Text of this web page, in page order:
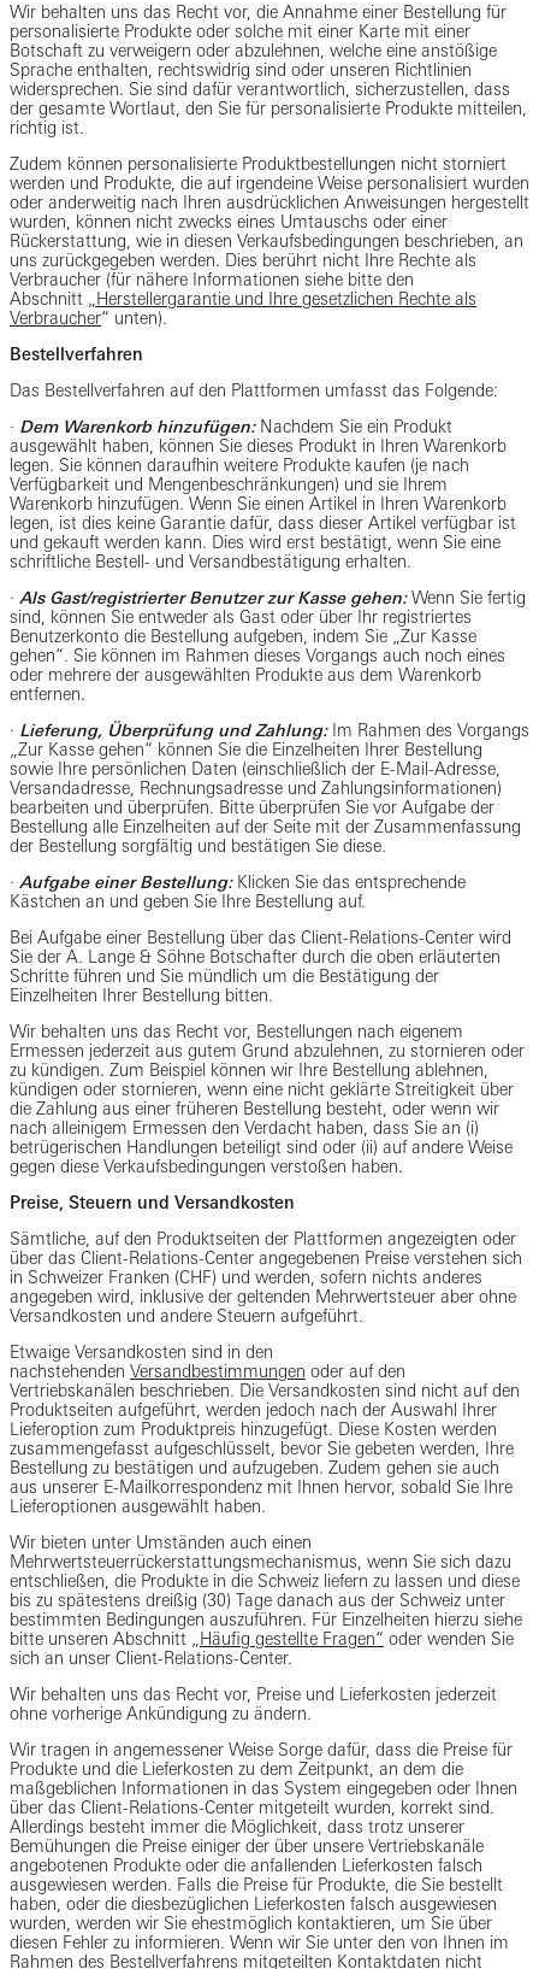
Wir behalten uns das Recht vor, die Annahme einer Bestellung für
personalisierte Produkte oder solche mit einer Karte mit einer
Botschaft zu verweigern oder abzulehnen, welche eine anstößige
Sprache enthalten, rechtswidrig sind oder unseren Richtlinien
widersprechen. Sie sind dafür verantwortlich, sicherzustellen, dass
der gesamte Wortlaut, den Sie für personalisierte Produkte mitteilen,
richtig ist.
Zudem können personalisierte Produktbestellungen nicht storniert
werden und Produkte, die auf irgendeine Weise personalisiert wurden
oder anderweitig nach Ihren ausdrücklichen Anweisungen hergestellt
wurden, können nicht zwecks eines Umtauschs oder einer
Rückerstattung, wie in diesen Verkaufsbedingungen beschrieben, an
uns zurückgegeben werden. Dies berührt nicht Ihre Rechte als
Verbraucher (für nähere Informationen siehe bitte den
Abschnitt
„Herstellergarantie und Ihre gesetzlichen Rechte als
Verbraucher“ unten).
Bestellverfahren
Das Bestellverfahren auf den Plattformen umfasst das Folgende:
· Dem Warenkorb hinzufügen:Nachdem Sie ein Produkt
ausgewählt haben, können Sie dieses Produkt in Ihren Warenkorb
legen. Sie können daraufhin weitere Produkte kaufen (je nach
Verfügbarkeit und Mengenbeschränkungen) und sie Ihrem
Warenkorb hinzufügen. Wenn Sie einen Artikel in Ihren Warenkorb
legen, ist dies keine Garantie dafür, dass dieser Artikel verfügbar ist
und gekauft werden kann. Dies wird erst bestätigt, wenn Sie eine
schriftliche Bestell- und Versandbestätigung erhalten.
· Als Gast/registrierter Benutzer zur Kasse gehen:Wenn Sie fertig
sind, können Sie entweder als Gast oder über Ihr registriertes
Benutzerkonto die Bestellung aufgeben, indem Sie „Zur Kasse
gehen“. Sie können im Rahmen dieses Vorgangs auch noch eines
oder mehrere der ausgewählten Produkte aus dem Warenkorb
entfernen.
· Lieferung, Überprüfung und Zahlung:Im Rahmen des Vorgangs
„Zur Kasse gehen“ können Sie die Einzelheiten Ihrer Bestellung
sowie Ihre persönlichen Daten (einschließlich der E-Mail-Adresse,
Versandadresse, Rechnungsadresse und Zahlungsinformationen)
bearbeiten und überprüfen. Bitte überprüfen Sie vor Aufgabe der
Bestellung alle Einzelheiten auf der Seite mit der Zusammenfassung
der Bestellung sorgfältig und bestätigen Sie diese.
· Aufgabe einer Bestellung:Klicken Sie das entsprechende
Kästchen an und geben Sie Ihre Bestellung auf.
Bei Aufgabe einer Bestellung über das Client-Relations-Center wird
Sie der A. Lange & Söhne Botschafter durch die oben erläuterten
Schritte führen und Sie mündlich um die Bestätigung der
Einzelheiten Ihrer Bestellung bitten.
Wir behalten uns das Recht vor, Bestellungen nach eigenem
Ermessen jederzeit aus gutem Grund abzulehnen, zu stornieren oder
zu kündigen. Zum Beispiel können wir Ihre Bestellung ablehnen,
kündigen oder stornieren, wenn eine nicht geklärte Streitigkeit über
die Zahlung aus einer früheren Bestellung besteht, oder wenn wir
nach alleinigem Ermessen den Verdacht haben, dass Sie an (i)
betrügerischen Handlungen beteiligt sind oder (ii) auf andere Weise
gegen diese Verkaufsbedingungen verstoßen haben.
Preise, Steuern und Versandkosten
Sämtliche, auf den Produktseiten der Plattformen angezeigten oder
über das Client-Relations-Center angegebenen Preise verstehen sich
in Schweizer Franken (CHF) und werden, sofern nichts anderes
angegeben wird, inklusive der geltenden Mehrwertsteuer aber ohne
Versandkosten und andere Steuern aufgeführt.
Etwaige Versandkosten sind in den
nachstehenden Versandbestimmungen oder auf den
Vertriebskanälen beschrieben. Die Versandkosten sind nicht auf den
Produktseiten aufgeführt, werden jedoch nach der Auswahl Ihrer
Lieferoption zum Produktpreis hinzugefügt. Diese Kosten werden
zusammengefasst aufgeschlüsselt, bevor Sie gebeten werden, Ihre
Bestellung zu bestätigen und aufzugeben. Zudem gehen sie auch
aus unserer E-Mailkorrespondenz mit Ihnen hervor, sobald Sie Ihre
Lieferoptionen ausgewählt haben.
Wir bieten unter Umständen auch einen
Mehrwertsteuerrückerstattungsmechanismus, wenn Sie sich dazu
entschließen, die Produkte in die Schweiz liefern zu lassen und diese
bis zu spätestens dreißig (30) Tage danach aus der Schweiz unter
bestimmten Bedingungen auszuführen. Für Einzelheiten hierzu siehe
bitte unseren Abschnitt „
Häufig gestellte Fragen“ oder wenden Sie
sich an unser Client-Relations-Center.
Wir behalten uns das Recht vor, Preise und Lieferkosten jederzeit
ohne vorherige Ankündigung zu ändern.
Wir tragen in angemessener Weise Sorge dafür, dass die Preise für
Produkte und die Lieferkosten zu dem Zeitpunkt, an dem die
maßgeblichen Informationen in das System eingegeben oder Ihnen
über das Client-Relations-Center mitgeteilt wurden, korrekt sind.
Allerdings besteht immer die Möglichkeit, dass trotz unserer
Bemühungen die Preise einiger der über unsere Vertriebskanäle
angebotenen Produkte oder die anfallenden Lieferkosten falsch
ausgewiesen werden. Falls die Preise für Produkte, die Sie bestellt
haben, oder die diesbezüglichen Lieferkosten falsch ausgewiesen
wurden, werden wir Sie ehestmöglich kontaktieren, um Sie über
diesen Fehler zu informieren. Wenn wir Sie unter den von Ihnen im
Rahmen des Bestellverfahrens mitgeteilten Kontaktdaten nicht